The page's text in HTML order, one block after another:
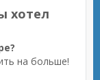
хотел
на больше!